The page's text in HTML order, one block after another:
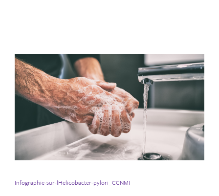
Infographie-sur-lHelicobacter-pylori_CCNMI